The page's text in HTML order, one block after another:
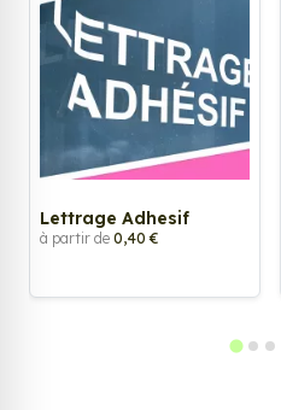
Lettrage Adhesif
à partir de 0,40 €